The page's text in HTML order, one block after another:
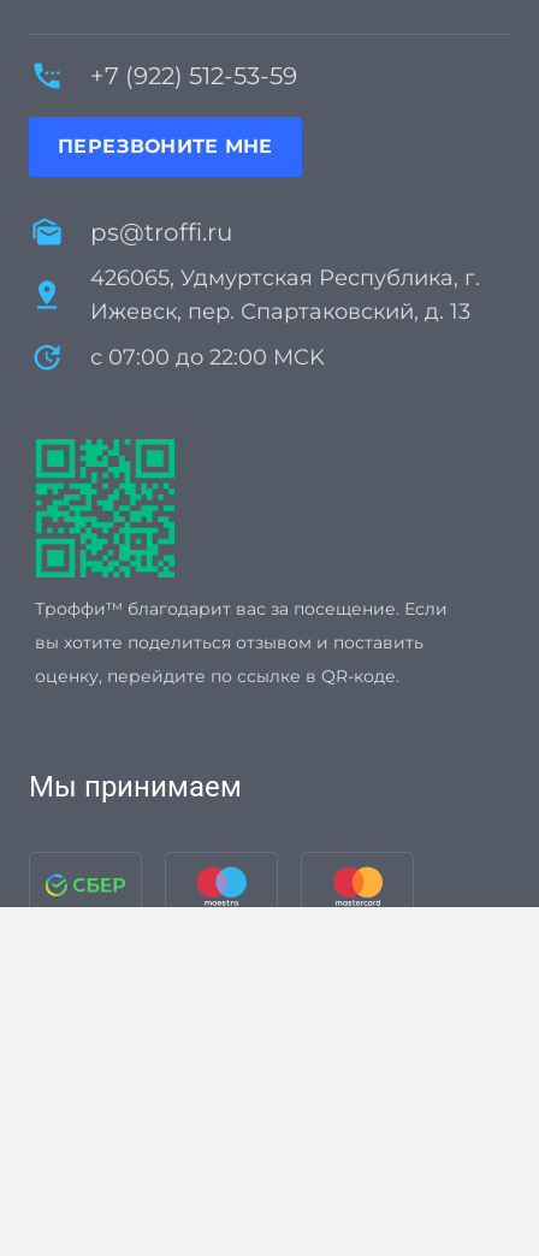
settings_phone +7 (922) 512-53-59
ПЕРЕЗВОНИТЕ МНЕ
mark_as_unread ps@troffi.ru
pin_drop
426065, Удмуртская Республика, г.
Ижевск, пер. Спартаковский, д. 13
update с 07:00 до 22:00 MCK
Троффи™ благодарит вас за посещение. Если
вы хотите поделиться отзывом и поставить
оценку, перейдите по ссылке в QR-коде.
Мы принимаем